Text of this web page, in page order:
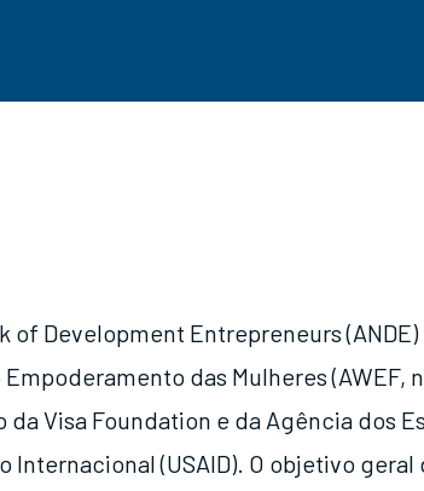
of Development Entrepreneurs
das Mulheres (AWEF,
da Visa Foundation e da Agência dos
Internacional (USAID). O objetivo geral